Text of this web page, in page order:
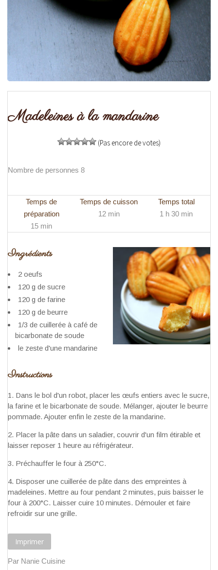
Madeleines à la mandarine
(Pas encore de votes)
Nombre de personnes 8
Temps de
préparation
15 min
Temps de cuisson
12 min
Temps total
1 h 30 min
Ingrédients
2 oeufs
120 g de sucre
120 g de farine
120 g de beurre
1/3 de cuillerée à café de
bicarbonate de soude
le zeste d'une mandarine
Instructions
Dans le bol d'un robot, placer les œufs entiers avec le sucre,
la farine et le bicarbonate de soude. Mélanger, ajouter le beurre
pommade. Ajouter enfin le zeste de la mandarine.
Placer la pâte dans un saladier, couvrir d'un film étirable et
laisser reposer 1 heure au réfrigérateur.
Préchauffer le four à 250°C.
Disposer une cuillerée de pâte dans des empreintes à
madeleines. Mettre au four pendant 2 minutes, puis baisser le
four à 200°C. Laisser cuire 10 minutes. Démouler et faire
refroidir sur une grille.
Imprimer
Par Nanie Cuisine